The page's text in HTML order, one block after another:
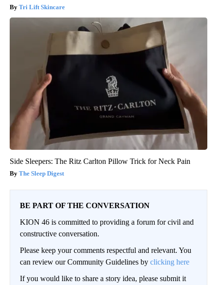
Tri Lift Skincare
Side Sleepers: The Ritz Carlton Pillow Trick for Neck Pain
The Sleep Digest
BE PART OF THE CONVERSATION
KION 46 is committed to providing a forum for civil and
constructive conversation.
Please keep your comments respectful and relevant. You
can review our Community Guidelines by clicking here
If you would like to share a story idea, please submit it